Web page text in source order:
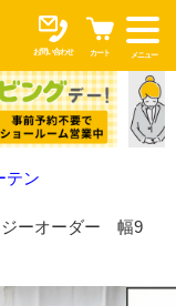
お問い合わせ カート メニュー
テン
ーオーダー 幅9